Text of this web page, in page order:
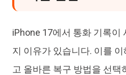
iPhone 17에서 통화 기록이
지 이유가 있습니다. 이를
고 올바른 복구 방법을 선택